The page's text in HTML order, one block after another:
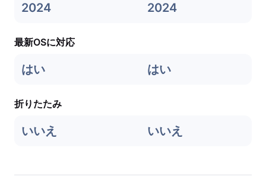
2024 2024
最新OSに対応
はい はい
折りたたみ
いいえ いいえ